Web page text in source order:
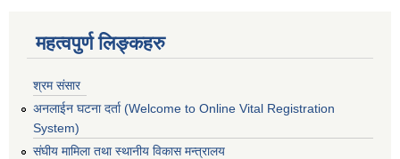
महत्वपुर्ण लिङ्कहरु
श्रम संसार
अनलाईन घटना दर्ता (Welcome to Online Vital Registration
System)
संघीय मामिला तथा स्थानीय विकास मन्त्रालय